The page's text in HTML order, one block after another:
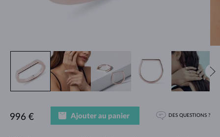
996 € Ajouter au panier DES QUESTIONS ?